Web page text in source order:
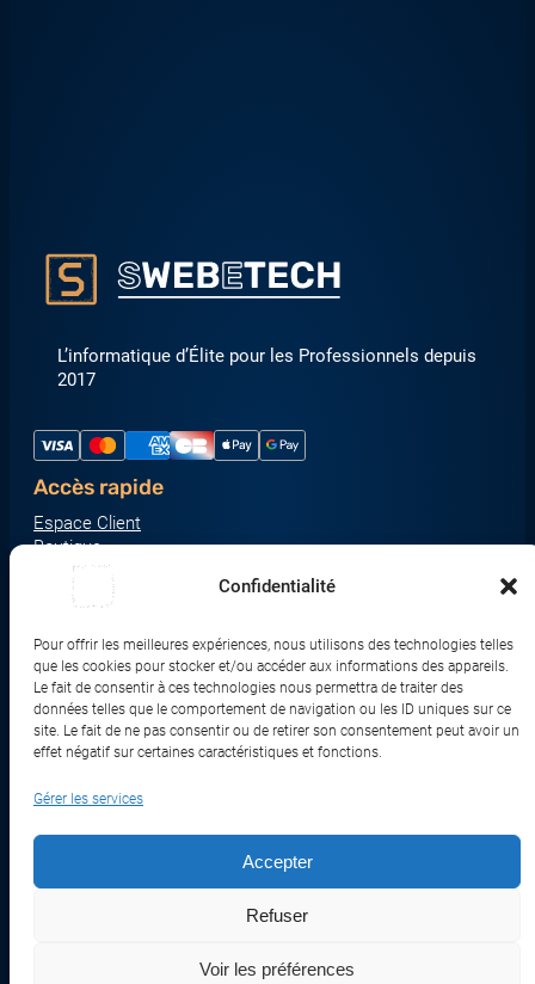
Confidentialité
Pour offrir les meilleures expériences, nous utilisons des technologies telles
que les cookies pour stocker et/ou accéder aux informations des appareils.
Le fait de consentir à ces technologies nous permettra de traiter des
données telles que le comportement de navigation ou les ID uniques sur ce
site. Le fait de ne pas consentir ou de retirer son consentement peut avoir un
effet négatif sur certaines caractéristiques et fonctions.
Gérer les services
Accepter
Refuser
Voir les préférences
L’informatique d’Élite pour les Professionnels depuis
2017
Accès rapide
Espace Client
Boutique
À propos
Nous contacter
Écrans & Moniteurs
Serveurs & Stockage
Impression & Consommables
Ordinateurs & Tablettes
Réseau & IoT
Conditions Générales de Vente